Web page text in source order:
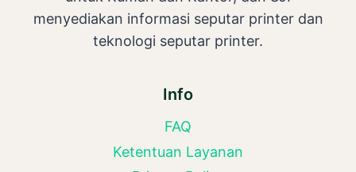
menyediakan informasi seputar printer dan
teknologi seputar printer.
Info
FAQ
Ketentuan Layanan